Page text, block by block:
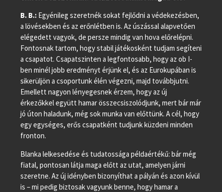
B. B.:Egyénileg szeretnék sokat fejlődni a védekezésben,
a lövésekben és az erőnlétben is. Az úszással alapvetően
elégedett vagyok, de persze mindig van hova előrelépni.
Fontosnak tartom, hogy stabil játékosként tudjam segíteni
a csapatot. Csapatszinten a legfontosabb, hogy az ob I-
ben minél jobb eredményt érjünk el, és az Eurokupában is
sikerüljön a csoportunk élén végezni, majd továbbjutni.
Emellett nagyon lényegesnek érzem, hogy az új
érkezőkkel együtt hamar összecsiszolódjunk, mert bár már
jó úton haladunk, még sok munka van előttünk. A cél, hogy
egy egységes, erős csapatként tudjunk küzdeni minden
fronton.
Blanka lelkesedése és tudatossága példaértékű: bár még
fiatal, pontosan látja maga előtt az utat, amelyen járni
szeretne. Az új idényben bizonyíthat a pályán és azon kívül
is – mi pedig biztosak vagyunk benne, hogy hamar a